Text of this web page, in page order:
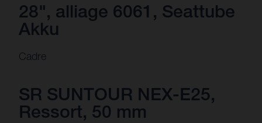
28", alliage 6061, Seattube
Akku
Cadre
SR SUNTOUR NEX-E25,
Ressort, 50 mm